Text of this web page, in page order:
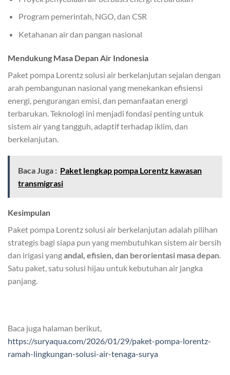
Program pemerintah, NGO, dan CSR
Ketahanan air dan pangan nasional
Mendukung Masa Depan Air Indonesia
Paket pompa Lorentz solusi air berkelanjutan sejalan dengan
arah pembangunan nasional yang menekankan efisiensi
energi, pengurangan emisi, dan pemanfaatan energi
terbarukan. Teknologi ini menjadi fondasi penting untuk
sistem air yang tangguh, adaptif terhadap iklim, dan
berkelanjutan.
Baca Juga : Paket lengkap pompa Lorentz kawasan
transmigrasi
Kesimpulan
Paket pompa Lorentz solusi air berkelanjutan adalah pilihan
strategis bagi siapa pun yang membutuhkan sistem air bersih
dan irigasi yangandal, efisien, dan berorientasi masa depan.
Satu paket, satu solusi hijau untuk kebutuhan air jangka
panjang.
Baca juga halaman berikut,
https://suryaqua.com/2026/01/29/paket-pompa-lorentz-
ramah-lingkungan-solusi-air-tenaga-surya